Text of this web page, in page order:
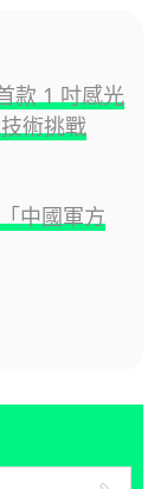
款 1 吋感光
術挑戰
中國軍方